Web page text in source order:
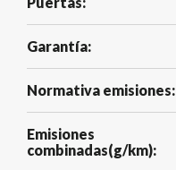
Garantía:
Normativa emisiones:
Emisiones
combinadas(g/km):